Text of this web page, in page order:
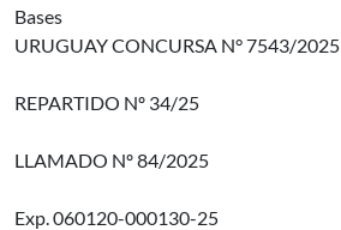
Bases
URUGUAY CONCURSA N° 7543/2025
REPARTIDO Nº 34/25
LLAMADO Nº 84/2025
Exp. 060120-000130-25